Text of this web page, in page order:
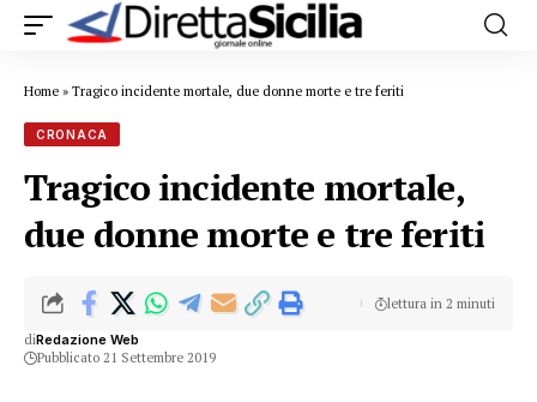
Home » Tragico incidente mortale, due donne morte e tre feriti
CRONACA
Tragico incidente mortale,
due donne morte e tre feriti
diRedazione Web
Pubblicato 21 Settembre 2019
lettura in 2 minuti